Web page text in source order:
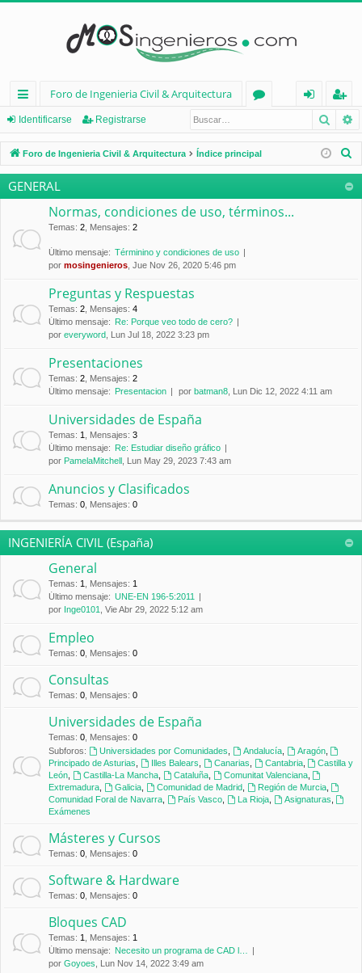
nl
ac
es
rá
d
Foro de Ingenieria Civil & Arquitectura
os
nt
ifi
eg
ist
ra
Identificarse Registrarse
Foro de Ingenieria Civil & Arquitectura Índice principal
GENERAL
Normas, condiciones de uso, términos...
Temas: 2 Mensajes: 2
Último mensaje: Términino y condiciones de uso
por mosingenieros , Jue Nov 26, 2020 5:46 pm
Preguntas y Respuestas
Temas: 2 Mensajes: 4
Último mensaje: Re: Porque veo todo de cero?
por everyword , Lun Jul 18, 2022 3:23 pm
Presentaciones
Temas: 2 Mensajes: 2
Último mensaje: Presentacion por batman8 , Lun Dic 12, 2022 4:11 am
Universidades de España
Temas: 1 Mensajes: 3
Último mensaje: Re: Estudiar diseño gráfico
por PamelaMitchell , Lun May 29, 2023 7:43 am
Anuncios y Clasificados
Temas: 0 Mensajes: 0
INGENIERÍA CIVIL (España)
General
Temas: 1 Mensajes: 1
Último mensaje: UNE-EN 196-5:2011
por Inge0101 , Vie Abr 29, 2022 5:12 am
Empleo
Temas: 0 Mensajes: 0
Consultas
Temas: 0 Mensajes: 0
Universidades de España
Temas: 0 Mensajes: 0
Subforos:
Universidades por Comunidades Andalucía, Aragón,
Principado de Asturias
Illes Balears Canarias Cantabria,
Castilla y
León
Castilla-La Mancha, Cataluña, Comunitat Valenciana,
Extremadura
Galicia, Comunidad de Madrid, Región de Murcia,
Comunidad Foral de Navarra
País Vasco, La Rioja, Asignaturas
Exámenes
Másteres y Cursos
Temas: 0 Mensajes: 0
Software & Hardware
Temas: 0 Mensajes: 0
Bloques CAD
Temas: 1 Mensajes: 1
Último mensaje: Necesito un programa de CAD l…
por Goyoes , Lun Nov 14, 2022 3:49 am